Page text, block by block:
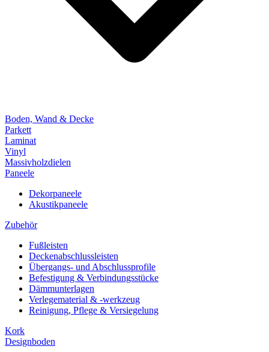
Boden, Wand & Decke
Parkett
Laminat
Vinyl
Massivholzdielen
Paneele
Dekorpaneele
Akustikpaneele
Zubehör
Fußleisten
Deckenabschlussleisten
Übergangs- und Abschlussprofile
Befestigung & Verbindungsstücke
Dämmunterlagen
Verlegematerial & -werkzeug
Reinigung, Pflege & Versiegelung
Kork
Designboden